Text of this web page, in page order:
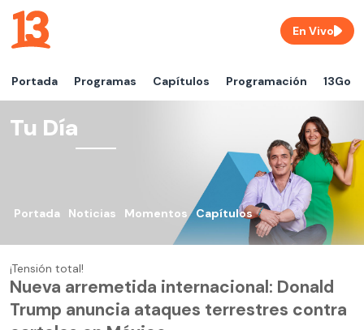
Portada Programas Capítulos Programación 13Go
En Vivo
Tu Día
Portada Noticias Momentos Capítulos
¡Tensión total!
Nueva arremetida internacional: Donald
Trump anuncia ataques terrestres contra